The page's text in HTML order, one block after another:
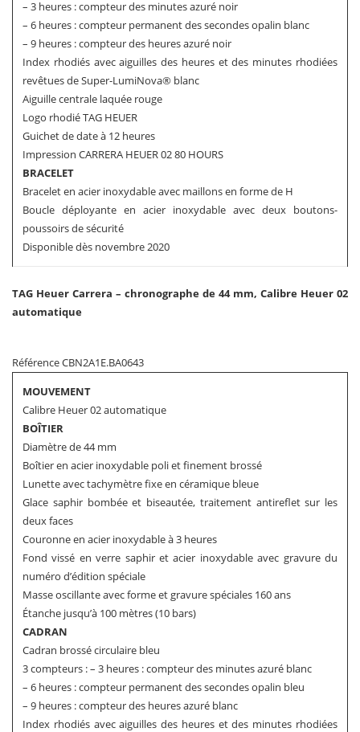
– 3 heures : compteur des minutes azuré noir
– 6 heures : compteur permanent des secondes opalin blanc
– 9 heures : compteur des heures azuré noir
Index rhodiés avec aiguilles des heures et des minutes rhodiées
revêtues de Super-LumiNova® blanc
Aiguille centrale laquée rouge
Logo rhodié TAG HEUER
Guichet de date à 12 heures
Impression CARRERA HEUER 02 80 HOURS
BRACELET
Bracelet en acier inoxydable avec maillons en forme de H
Boucle déployante en acier inoxydable avec deux boutons-
poussoirs de sécurité
Disponible dès novembre 2020
TAG Heuer Carrera – chronographe de 44 mm, Calibre Heuer 02
automatique
Référence CBN2A1E.BA0643
MOUVEMENT
Calibre Heuer 02 automatique
BOÎTIER
Diamètre de 44 mm
Boîtier en acier inoxydable poli et finement brossé
Lunette avec tachymètre fixe en céramique bleue
Glace saphir bombée et biseautée, traitement antireflet sur les
deux faces
Couronne en acier inoxydable à 3 heures
Fond vissé en verre saphir et acier inoxydable avec gravure du
numéro d’édition spéciale
Masse oscillante avec forme et gravure spéciales 160 ans
Étanche jusqu’à 100 mètres (10 bars)
CADRAN
Cadran brossé circulaire bleu
3 compteurs : – 3 heures : compteur des minutes azuré blanc
– 6 heures : compteur permanent des secondes opalin bleu
– 9 heures : compteur des heures azuré blanc
Index rhodiés avec aiguilles des heures et des minutes rhodiées